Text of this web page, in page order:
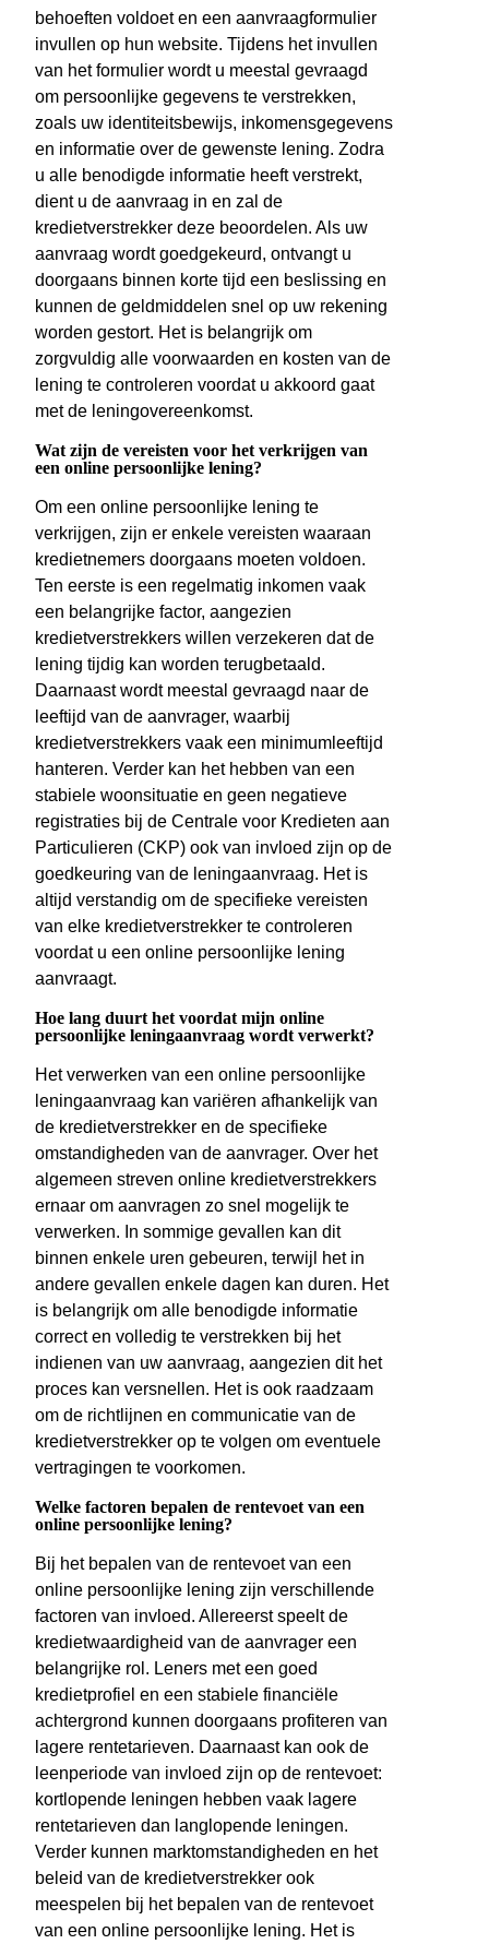
behoeften voldoet en een aanvraagformulier
invullen op hun website. Tijdens het invullen
van het formulier wordt u meestal gevraagd
om persoonlijke gegevens te verstrekken,
zoals uw identiteitsbewijs, inkomensgegevens
en informatie over de gewenste lening. Zodra
u alle benodigde informatie heeft verstrekt,
dient u de aanvraag in en zal de
kredietverstrekker deze beoordelen. Als uw
aanvraag wordt goedgekeurd, ontvangt u
doorgaans binnen korte tijd een beslissing en
kunnen de geldmiddelen snel op uw rekening
worden gestort. Het is belangrijk om
zorgvuldig alle voorwaarden en kosten van de
lening te controleren voordat u akkoord gaat
met de leningovereenkomst.
Wat zijn de vereisten voor het verkrijgen van
een online persoonlijke lening?
Om een online persoonlijke lening te
verkrijgen, zijn er enkele vereisten waaraan
kredietnemers doorgaans moeten voldoen.
Ten eerste is een regelmatig inkomen vaak
een belangrijke factor, aangezien
kredietverstrekkers willen verzekeren dat de
lening tijdig kan worden terugbetaald.
Daarnaast wordt meestal gevraagd naar de
leeftijd van de aanvrager, waarbij
kredietverstrekkers vaak een minimumleeftijd
hanteren. Verder kan het hebben van een
stabiele woonsituatie en geen negatieve
registraties bij de Centrale voor Kredieten aan
Particulieren (CKP) ook van invloed zijn op de
goedkeuring van de leningaanvraag. Het is
altijd verstandig om de specifieke vereisten
van elke kredietverstrekker te controleren
voordat u een online persoonlijke lening
aanvraagt.
Hoe lang duurt het voordat mijn online
persoonlijke leningaanvraag wordt verwerkt?
Het verwerken van een online persoonlijke
leningaanvraag kan variëren afhankelijk van
de kredietverstrekker en de specifieke
omstandigheden van de aanvrager. Over het
algemeen streven online kredietverstrekkers
ernaar om aanvragen zo snel mogelijk te
verwerken. In sommige gevallen kan dit
binnen enkele uren gebeuren, terwijl het in
andere gevallen enkele dagen kan duren. Het
is belangrijk om alle benodigde informatie
correct en volledig te verstrekken bij het
indienen van uw aanvraag, aangezien dit het
proces kan versnellen. Het is ook raadzaam
om de richtlijnen en communicatie van de
kredietverstrekker op te volgen om eventuele
vertragingen te voorkomen.
Welke factoren bepalen de rentevoet van een
online persoonlijke lening?
Bij het bepalen van de rentevoet van een
online persoonlijke lening zijn verschillende
factoren van invloed. Allereerst speelt de
kredietwaardigheid van de aanvrager een
belangrijke rol. Leners met een goed
kredietprofiel en een stabiele financiële
achtergrond kunnen doorgaans profiteren van
lagere rentetarieven. Daarnaast kan ook de
leenperiode van invloed zijn op de rentevoet:
kortlopende leningen hebben vaak lagere
rentetarieven dan langlopende leningen.
Verder kunnen marktomstandigheden en het
beleid van de kredietverstrekker ook
meespelen bij het bepalen van de rentevoet
van een online persoonlijke lening. Het is